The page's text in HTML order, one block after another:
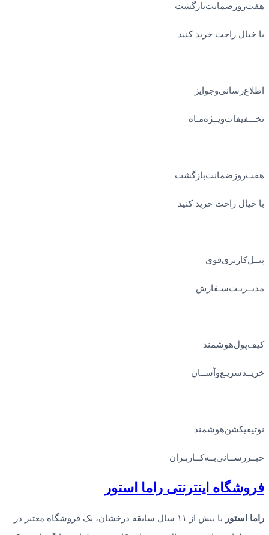
هفت‌روز‌ضمانت‌بازگشت
با خیال راحت خرید کنید
اطلاع‌رسانی‌و‌جوایز
تخـــفیفات‌ویــژه‌مـاه
هفت‌روز‌ضمانت‌بازگشت
با خیال راحت خرید کنید
پنــل‌کاربری‌قوی
مدیــریـت‌سـفارش
کیف‌پول‌هوشمند
خریــد‌سریـع‌و‌آســان
نوتیفیکشن‌هوشمند
خبــررســانی‌بــه‌کــاربـران
فروشگاه‌ اینترنتی‌ راما استور
راما استور
با بیش از ۱۱ سال سابقه درخشان، یک فروشگاه معتبر در